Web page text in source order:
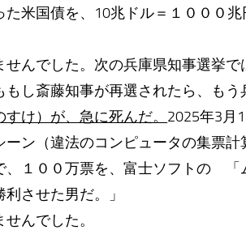
米国債を、10兆ドル＝１０００
んでした。次の兵庫県知事選挙
し斎藤知事が再選されたら、もう
け）が、急に死んだ。 2025年3月
ン（違法のコンピュータの集票
、１００万票を、富士ソフトの 「
させた男だ。」
んでした。